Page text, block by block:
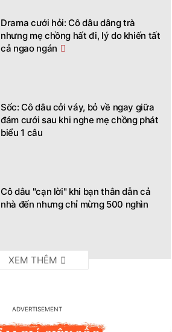
Drama cưới hỏi: Cô dâu dâng trà
nhưng mẹ chồng hất đi, lý do khiến tất
cả ngao ngán
Sốc: Cô dâu cởi váy, bỏ về ngay giữa
đám cưới sau khi nghe mẹ chồng phát
biểu 1 câu
Cô dâu "cạn lời" khi bạn thân dẫn cả
nhà đến nhưng chỉ mừng 500 nghìn